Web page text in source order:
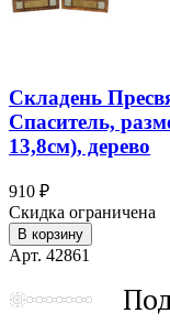
Складень
Спаситель,
13,8см), дерево
910 ₽
Скидка ограничена
В корзину
Арт. 42861